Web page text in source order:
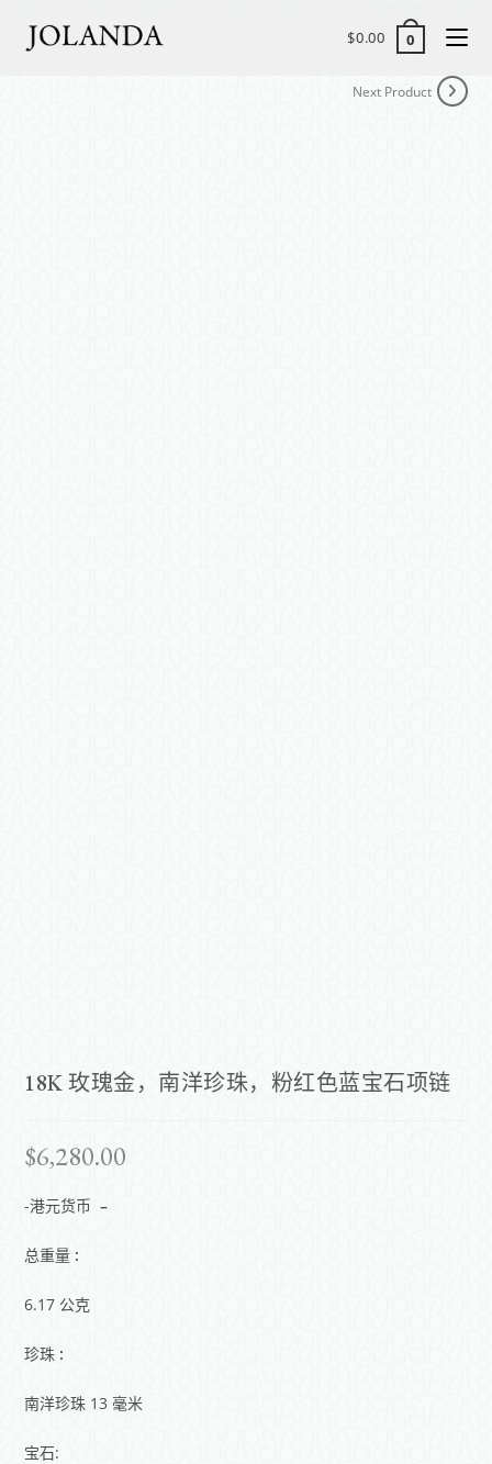
$0.00 0
Next Product
18K 玫瑰金，南洋珍珠，粉红色蓝宝石项链
$6,280.00
-港元货币 –
总重量 :
6.17 公克
珍珠 :
南洋珍珠 13 毫米
宝石: